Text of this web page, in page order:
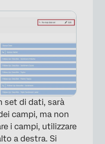
set di dati, sarà
campi, ma non
i campi, utilizzare
a destra. Si